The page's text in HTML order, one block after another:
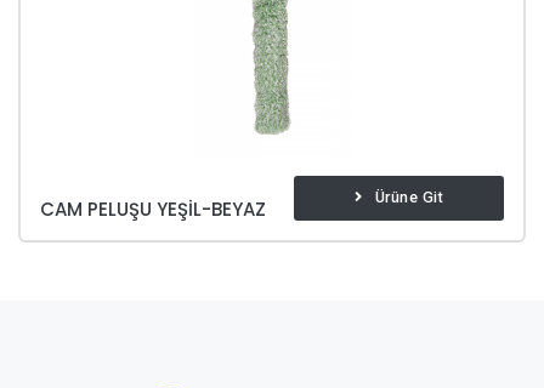
CAM PELUŞU YEŞIL-BEYAZ Ürüne Git